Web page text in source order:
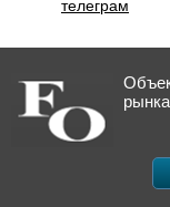
телеграм